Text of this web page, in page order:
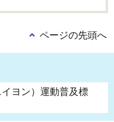
ページの先頭へ
ヨン）運動普及標